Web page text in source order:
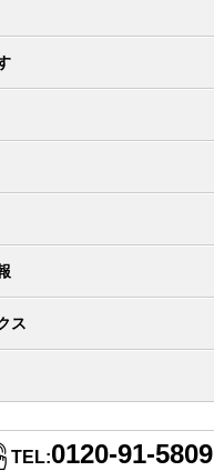
ス
TEL:0120-91-5809